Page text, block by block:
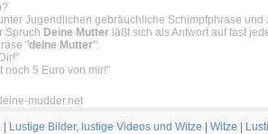
Jugendlichen gebräuchliche Schimpfphrase
Spruch Deine Mutter läßt sich als Antwort auf fast
"deine Mutter":
noch 5 Euro von mir!"
mudder.net
Lustige Bilder, lustige Videos und Witze Witze